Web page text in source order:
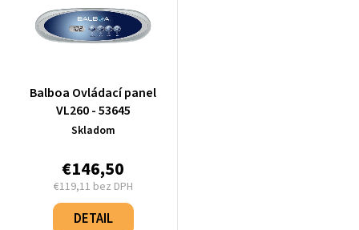
Balboa Ovládací panel
VL260 - 53645
Skladom
€146,50
€119,11 bez DPH
Jednotková
cena:
DETAIL